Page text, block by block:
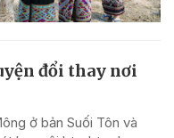
đổi thay nơi
ở bản Suối Tôn và